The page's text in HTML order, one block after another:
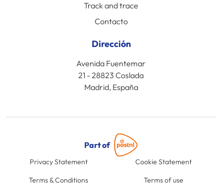
Track and trace
Contacto
Dirección
Avenida Fuentemar
21 - 28823 Coslada
Madrid, España
Part of
Privacy Statement Cookie Statement
Terms & Conditions Terms of use